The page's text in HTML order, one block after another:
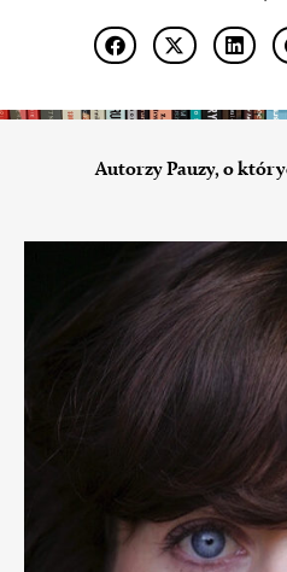
Autorzy Pauzy, o